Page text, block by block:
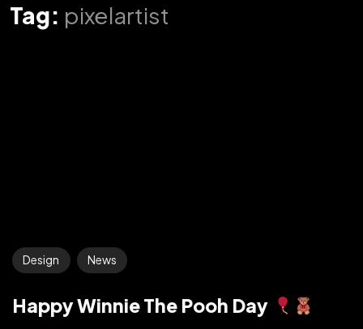
Tag: pixelartist
Design News
Happy Winnie The Pooh Day